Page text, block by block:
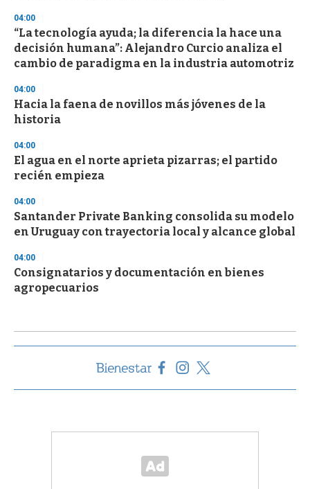
04:00
“La tecnología ayuda; la diferencia la hace una
decisión humana”: Alejandro Curcio analiza el
cambio de paradigma en la industria automotriz
04:00
Hacia la faena de novillos más jóvenes de la
historia
04:00
El agua en el norte aprieta pizarras; el partido
recién empieza
04:00
Santander Private Banking consolida su modelo
en Uruguay con trayectoria local y alcance global
04:00
Consignatarios y documentación en bienes
agropecuarios